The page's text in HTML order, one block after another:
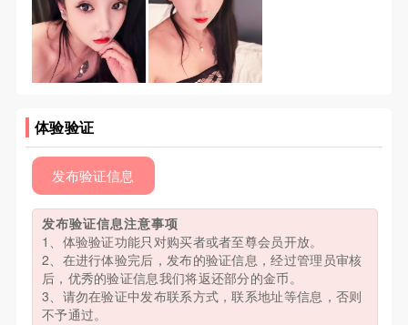
体验验证
发布验证信息
发布验证信息注意事项
1、体验验证功能只对购买者或者至尊会员开放。
2、在进行体验完后，发布的验证信息，经过管理员审核
后，优秀的验证信息我们将返还部分的金币。
3、请勿在验证中发布联系方式，联系地址等信息，否则
不予通过。